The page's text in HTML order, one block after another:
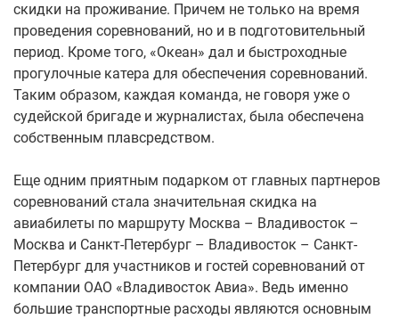
скидки на проживание. Причем не только на время
проведения соревнований, но и в подготовительный
период. Кроме того, «Океан» дал и быстроходные
прогулочные катера для обеспечения соревнований.
Таким образом, каждая команда, не говоря уже о
судейской бригаде и журналистах, была обеспечена
собственным плавсредством.
Еще одним приятным подарком от главных партнеров
соревнований стала значительная скидка на
авиабилеты по маршруту Москва – Владивосток –
Москва и Санкт-Петербург – Владивосток – Санкт-
Петербург для участников и гостей соревнований от
компании ОАО «Владивосток Авиа». Ведь именно
большие транспортные расходы являются основным